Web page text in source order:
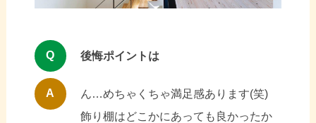
Q 後悔ポイントは
A
ん…めちゃくちゃ満足感あります(笑)
飾り棚はどこかにあっても良かったか